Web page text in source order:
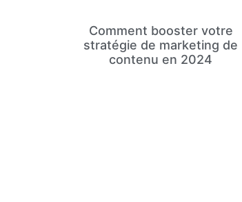
Comment booster votre
stratégie de marketing de
contenu en 2024